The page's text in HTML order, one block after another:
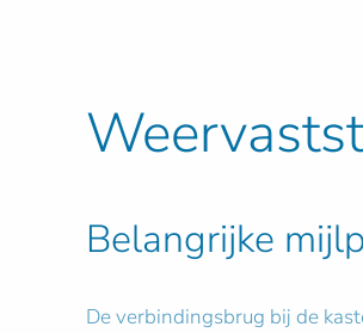
Belangrijke
De verbindingsbrug bij de